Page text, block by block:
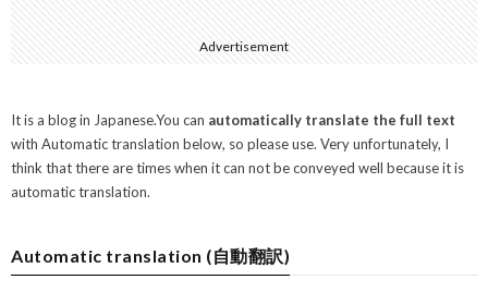
Advertisement
It is a blog in Japanese.You can automatically translate the full text
with Automatic translation below, so please use. Very unfortunately, I
think that there are times when it can not be conveyed well because it is
automatic translation.
Automatic translation (自動翻訳)